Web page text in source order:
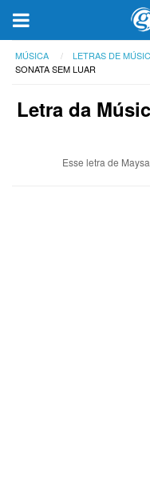
MÚSICA LETRAS DE
SONATA SEM LUAR
Letra da
Esse letra de